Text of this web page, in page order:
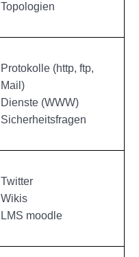
Topologien
Protokolle (http, ftp,
Mail)
Dienste (WWW)
Sicherheitsfragen
Twitter
Wikis
LMS moodle